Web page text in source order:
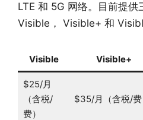
LTE 和 5G 网络。目前提供
Visible， Visible+ 和
Visible Visible+
$25/月
（含税/
费）
$35/月（含税/费